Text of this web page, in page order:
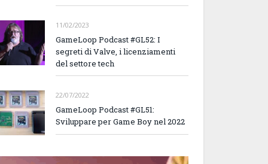
11/02/2023
GameLoop Podcast #GL52: I
segreti di Valve, i licenziamenti
del settore tech
22/07/2022
GameLoop Podcast #GL51:
Sviluppare per Game Boy nel 2022